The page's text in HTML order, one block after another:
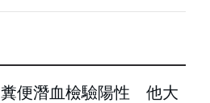
糞便潛血檢驗陽性 他大